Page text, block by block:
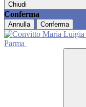
Chiudi
Conferma
Annulla Conferma
Parma